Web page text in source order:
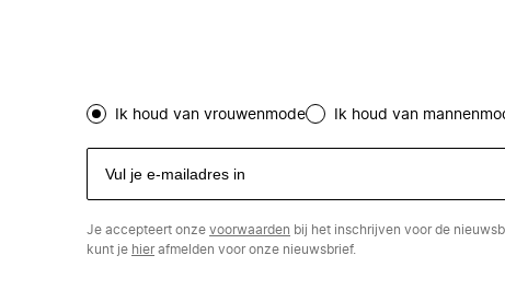
Ik houd van vrouwenmode Ik houd van
Je accepteert onze voorwaarden bij het inschrijven voor de
kunt je hierafmelden voor onze nieuwsbrief.